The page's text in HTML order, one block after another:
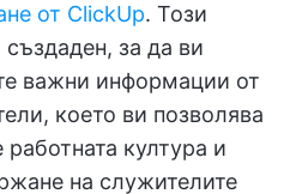
от ClickUp. Този
за да ви
важни информации от
което ви позволява
култура и
на служителите